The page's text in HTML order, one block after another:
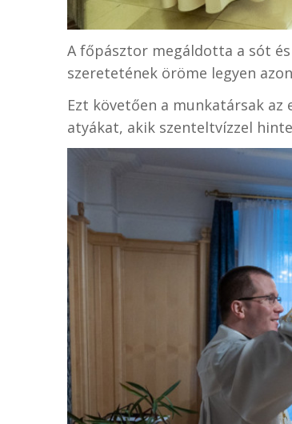
A főpásztor megáldotta a sót
szeretetének öröme legyen
Ezt követően a munkatársak
atyákat, akik szenteltvízzel